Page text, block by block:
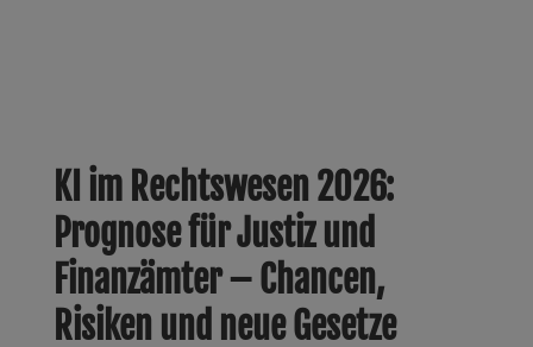
KI im Rechtswesen 2026:
Prognose für Justiz und
Finanzämter – Chancen,
Risiken und neue Gesetze